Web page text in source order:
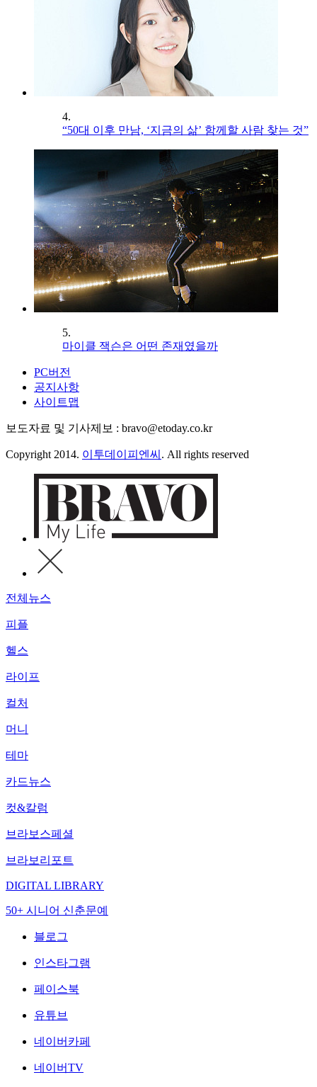
4.
“50대 이후 만남, ‘지금의 삶’ 함께할 사람 찾는 것”
5.
마이클 잭슨은 어떤 존재였을까
PC버전
공지사항
사이트맵
보도자료 및 기사제보 : bravo@etoday.co.kr
Copyright 2014. 이투데이피엔씨 . All rights reserved
전체뉴스
피플
헬스
라이프
컬처
머니
테마
카드뉴스
컷&칼럼
브라보스페셜
브라보리포트
DIGITAL LIBRARY
50+ 시니어 신춘문예
블로그
인스타그램
페이스북
유튜브
네이버카페
네이버TV